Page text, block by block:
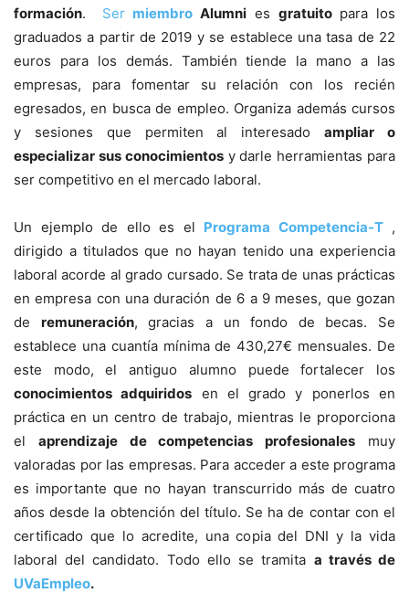
formación. Ser miembro Alumni es gratuitopara los
graduados a partir de 2019 y se establece una tasa de 22
euros para los demás. También tiende la mano a las
empresas, para fomentar su relación con los recién
egresados, en busca de empleo. Organiza además cursos
y sesiones que permiten al interesadoampliar o
especializar sus conocimientosy darle herramientas para
ser competitivo en el mercado laboral.
Un ejemplo de ello es el Programa Competencia-T ,
dirigido a titulados que no hayan tenido una experiencia
laboral acorde al grado cursado. Se trata de unas prácticas
en empresa con una duración de 6 a 9 meses, que gozan
de remuneración, gracias a un fondo de becas. Se
establece una cuantía mínima de 430,27€ mensuales. De
este modo, el antiguo alumno puede fortalecer los
conocimientos adquiridos en el grado y ponerlos en
práctica en un centro de trabajo, mientras le proporciona
el aprendizaje de competencias profesionales muy
valoradas por las empresas. Para acceder a este programa
es importante que no hayan transcurrido más de cuatro
años desde la obtención del título. Se ha de contar con el
certificado que lo acredite, una copia del DNI y la vida
laboral del candidato. Todo ello se tramita a través de
UVaEmpleo.